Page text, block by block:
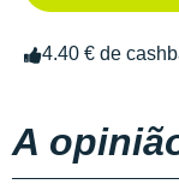
4.40 € de
A